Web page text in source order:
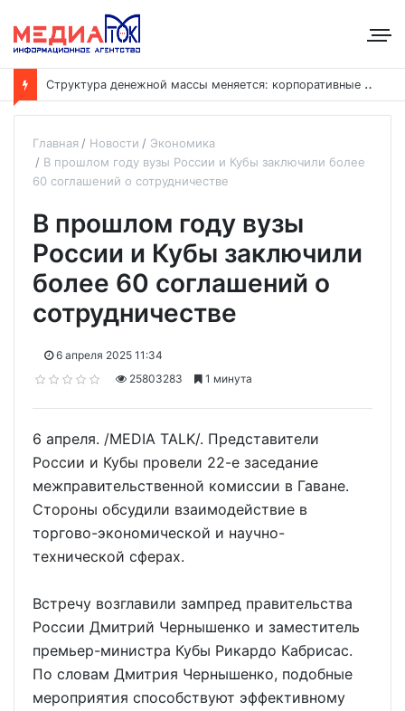
С
труктура денежной массы меняется: корпоративные депозиты обогнали вклады населения
Главная Новости
Экономика
В прошлом году вузы России и Кубы заключили более
60 соглашений о сотрудничестве
В прошлом году вузы
России и Кубы заключили
более 60 соглашений о
сотрудничестве
6 апреля 2025 11:34
25803283
1 минута
6 апреля. /MEDIA TALK/. Представители
России и Кубы провели 22-е заседание
межправительственной комиссии в Гаване.
Стороны обсудили взаимодействие в
торгово-экономической и научно-
технической сферах.
Встречу возглавили зампред правительства
России Дмитрий Чернышенко и заместитель
премьер-министра Кубы Рикардо Кабрисас.
По словам Дмитрия Чернышенко, подобные
мероприятия способствуют эффективному